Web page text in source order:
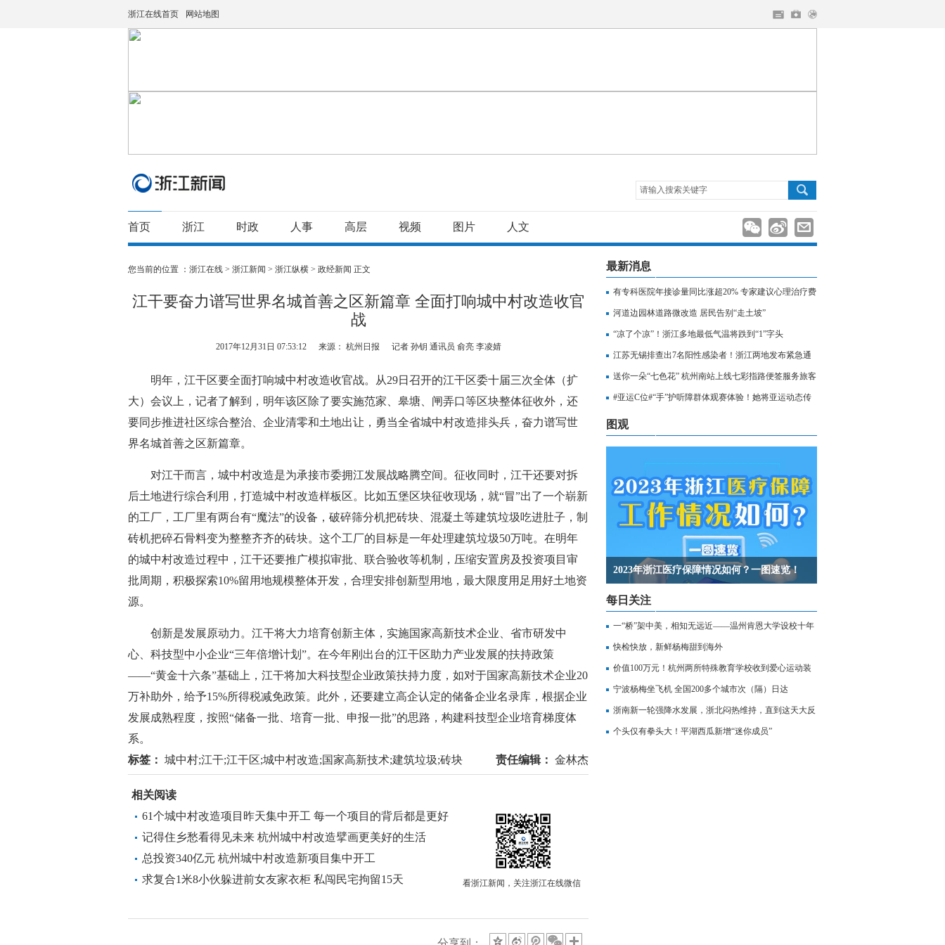
浙江在线首页 网站地图
请输入搜索关键字
首页 浙江 时政 人事 高层 视频 图片 人文
您当前的位置 ： 浙江在线 > 浙江新闻 > 浙江纵横 > 政经新闻 正文
江干要奋力谱写世界名城首善之区新篇章 全面打响城中村改造收官
战
2017年12月31日 07:53:12 来源： 杭州日报 记者 孙钥 通讯员 俞亮 李凌婧
明年，江干区要全面打响城中村改造收官战。从29日召开的江干区委十届三次全体（扩
大）会议上，记者了解到，明年该区除了要实施范家、皋塘、闸弄口等区块整体征收外，还
要同步推进社区综合整治、企业清零和土地出让，勇当全省城中村改造排头兵，奋力谱写世
界名城首善之区新篇章。
对江干而言，城中村改造是为承接市委拥江发展战略腾空间。征收同时，江干还要对拆
后土地进行综合利用，打造城中村改造样板区。比如五堡区块征收现场，就“冒”出了一个崭新
的工厂，工厂里有两台有“魔法”的设备，破碎筛分机把砖块、混凝土等建筑垃圾吃进肚子，制
砖机把碎石骨料变为整整齐齐的砖块。这个工厂的目标是一年处理建筑垃圾50万吨。在明年
的城中村改造过程中，江干还要推广模拟审批、联合验收等机制，压缩安置房及投资项目审
批周期，积极探索10%留用地规模整体开发，合理安排创新型用地，最大限度用足用好土地资
源。
创新是发展原动力。江干将大力培育创新主体，实施国家高新技术企业、省市研发中
心、科技型中小企业“三年倍增计划”。在今年刚出台的江干区助力产业发展的扶持政策
——“黄金十六条”基础上，江干将加大科技型企业政策扶持力度，如对于国家高新技术企业20
万补助外，给予15%所得税减免政策。此外，还要建立高企认定的储备企业名录库，根据企业
发展成熟程度，按照“储备一批、培育一批、申报一批”的思路，构建科技型企业培育梯度体
系。
标签： 城中村;江干;江干区;城中村改造;国家高新技术;建筑垃圾;砖块 责任编辑： 金林杰
看浙江新闻，关注浙江在线微信
相关阅读
61个城中村改造项目昨天集中开工 每一个项目的背后都是更好
的杭州
记得住乡愁看得见未来 杭州城中村改造擘画更美好的生活
总投资340亿元 杭州城中村改造新项目集中开工
求复合1米8小伙躲进前女友家衣柜 私闯民宅拘留15天
最新消息
有专科医院年接诊量同比涨超20% 专家建议心理治疗费
用纳入医保
河道边园林道路微改造 居民告别“走土坡”
“凉了个凉”！浙江多地最低气温将跌到“1”字头
江苏无锡排查出7名阳性感染者！浙江两地发布紧急通
知，相关人员请立即报备
送你一朵“七色花” 杭州南站上线七彩指路便签服务旅客
出行
#亚运C位#“手”护听障群体观赛体验！她将亚运动态传
至无声世界
图观
2023年浙江医疗保障情况如何？一图速览！
每日关注
一“桥”架中美，相知无远近——温州肯恩大学设校十年
记
快检快放，新鲜杨梅甜到海外
价值100万元！杭州两所特殊教育学校收到爱心运动装
备
宁波杨梅坐飞机 全国200多个城市次（隔）日达
浙南新一轮强降水发展，浙北闷热维持，直到这天大反
转
个头仅有拳头大！平湖西瓜新增“迷你成员”